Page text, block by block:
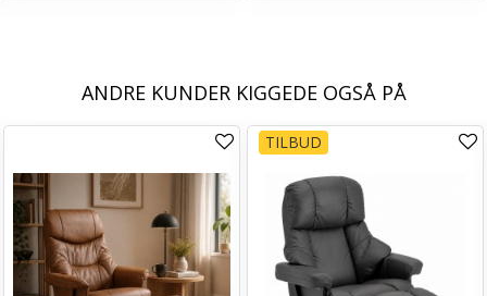
ANDRE KUNDER KIGGEDE OGSÅ PÅ
TILBUD